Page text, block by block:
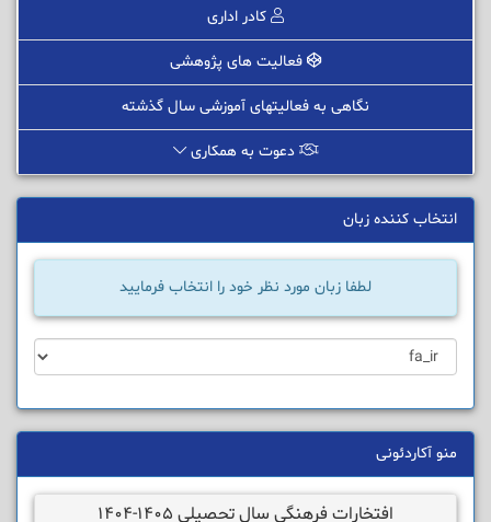
کادر اداری
فعالیت های پژوهشی
نگاهی به فعالیتهای آموزشی سال گذشته
دعوت به همکاری
انتخاب کننده زبان
لطفا زبان مورد نظر خود را انتخاب فرمایید
منو آکاردئونی
افتخارات فرهنگی سال تحصیلی 1405-1404